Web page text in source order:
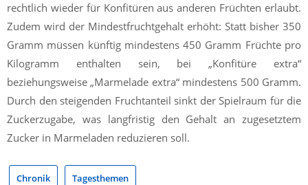
rechtlich wieder für Konfitüren aus anderen Früchten erlaubt.
Zudem wird der Mindestfruchtgehalt erhöht: Statt bisher 350
Gramm müssen künftig mindestens 450 Gramm Früchte pro
Kilogramm enthalten sein, bei „Konfitüre extra“
beziehungsweise „Marmelade extra“ mindestens 500 Gramm.
Durch den steigenden Fruchtanteil sinkt der Spielraum für die
Zuckerzugabe, was langfristig den Gehalt an zugesetztem
Zucker in Marmeladen reduzieren soll.
Chronik Tagesthemen